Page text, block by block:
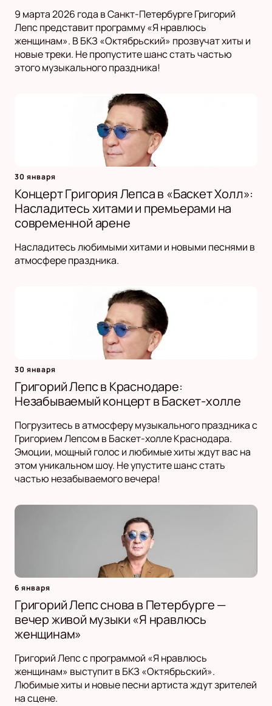
9 марта 2026 года в Санкт-Петербурге Григорий
Лепс представит программу «Я нравлюсь
женщинам». В БКЗ «Октябрьский» прозвучат хиты и
новые треки. Не пропустите шанс стать частью
этого музыкального праздника!
30 января
Концерт Григория Лепса в «Баскет Холл»:
Насладитесь хитами и премьерами на
современной арене
Насладитесь любимыми хитами и новыми песнями в
атмосфере праздника.
30 января
Григорий Лепс в Краснодаре:
Незабываемый концерт в Баскет-холле
Погрузитесь в атмосферу музыкального праздника с
Григорием Лепсом в Баскет-холле Краснодара.
Эмоции, мощный голос и любимые хиты ждут вас на
этом уникальном шоу. Не упустите шанс стать
частью незабываемого вечера!
6 января
Григорий Лепс снова в Петербурге —
вечер живой музыки «Я нравлюсь
женщинам»
Григорий Лепс с программой «Я нравлюсь
женщинам» выступит в БКЗ «Октябрьский».
Любимые хиты и новые песни артиста ждут зрителей
на сцене.